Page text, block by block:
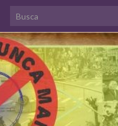
Search for: